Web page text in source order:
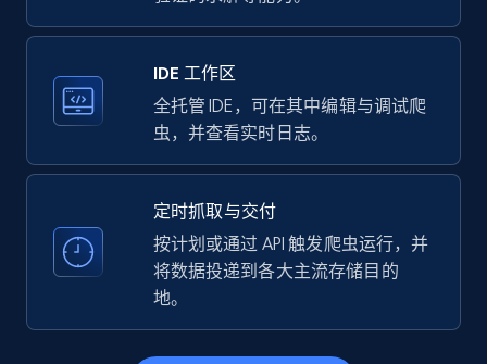
LinkedIn company information
ID, Name, Country code, Locations, Followers,
Employees in linkedin, About, Specialties, and
33.5K+ 3.5K+ 注册使用
Instagram - Profiles
IDE 工作区
全托管 IDE，可在其中编辑与调试爬
虫，并查看实时日志。
定时抓取与交付
按计划或通过 API 触发爬虫运行，并
将数据投递到各大主流存储目的
地。